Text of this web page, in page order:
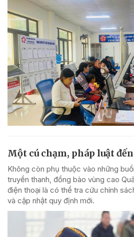
Một cú chạm, pháp luật
Không còn phụ thuộc vào những
truyền thanh, đồng bào vùng cao
điện thoại là có thể tra cứu chính
và cập nhật quy định mới.